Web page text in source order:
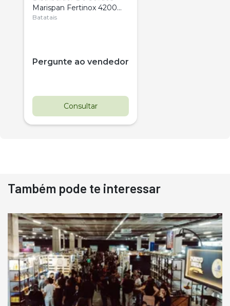
Marispan Fertinox 4200
Citrus
Batatais
Pergunte ao vendedor
Consultar
Destaque
Usado
Pá Carregadeira Cat 966
Ano 1987
Londrina
R$ 145.000
Também pode te interessar